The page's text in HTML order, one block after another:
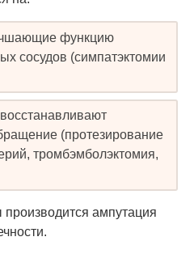
функцию
сосудов (симпатэктомии
(протезирование
тромбэмболэктомия,
ампутация